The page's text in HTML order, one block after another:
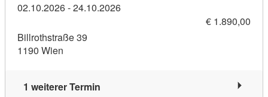
02.10.2026 - 24.10.2026
€ 1.890,00
Billrothstraße 39
1190 Wien
1 weiterer Termin